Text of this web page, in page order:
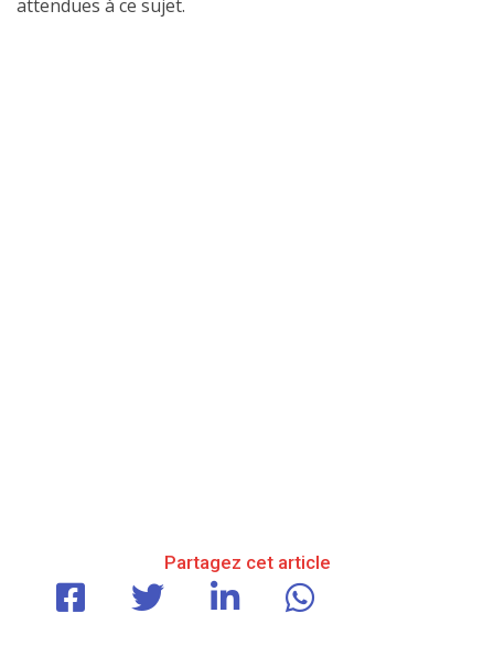
attendues à ce sujet.
Partagez cet article